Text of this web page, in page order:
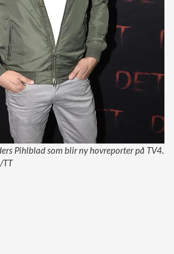
Pihlblad som blir ny hovreporter på TV4.
TT